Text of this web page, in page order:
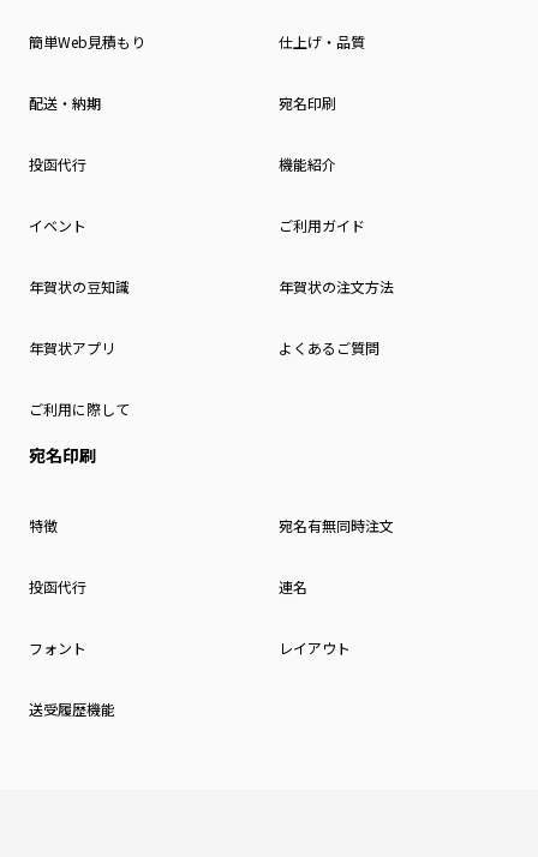
簡単Web見積もり 仕上げ・品質
配送・納期 宛名印刷
投函代行 機能紹介
イベント ご利用ガイド
年賀状の豆知識 年賀状の注文方法
年賀状アプリ よくあるご質問
ご利用に際して
宛名印刷
特徴 宛名有無同時注文
投函代行 連名
フォント レイアウト
送受履歴機能